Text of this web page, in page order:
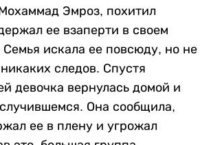
Эмроз, похитил
ее взаперти в своем
искала ее повсюду, но не
следов. Спустя
девочка вернулась домой и
Она сообщила,
ее в плену и угрожал